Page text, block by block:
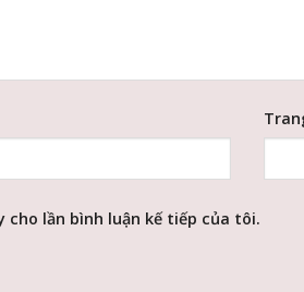
lần bình luận kế tiếp của tôi.